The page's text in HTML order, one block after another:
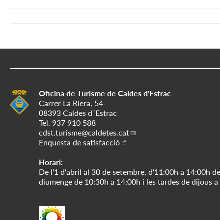
Oficina de Turisme de Caldes d'Estrac
Carrer La Riera, 54
08393 Caldes d´Estrac
Tel. 937 910 588
cdst.turisme@caldetes.cat
Enquesta de satisfacció
Horari:
De l'1 d'abril al 30 de setembre, d'11:00h a 14:00h
diumenge de 10:30h a 14:00h i les tardes de dijous